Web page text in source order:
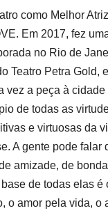
como Melhor
Em 2017, fez
no Rio de
Teatro Petra Gold,
vez a peça à cidade
de todas as
e virtuosas da
A gente pode falar
amizade, de
de todas elas é
o amor pela vida, o